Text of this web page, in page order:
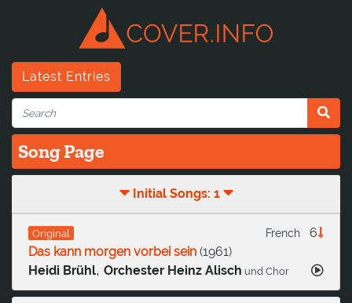
Latest Entries
Song Page
Initial Songs: 1
Original 6
French
Das kann morgen vorbei sein (1961)
Heidi Brühl, Orchester Heinz Alisch und Chor